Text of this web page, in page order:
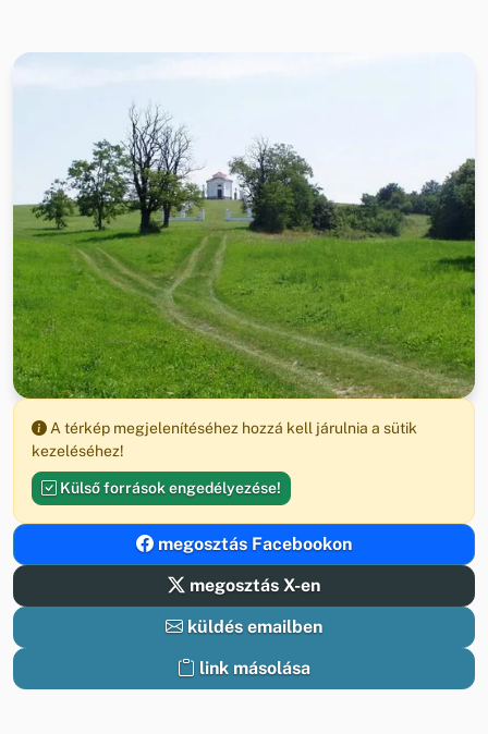
A térkép megjelenítéséhez hozzá kell járulnia a sütik
kezeléséhez!
Külső források engedélyezése!
megosztás Facebookon
megosztás X-en
küldés emailben
link másolása